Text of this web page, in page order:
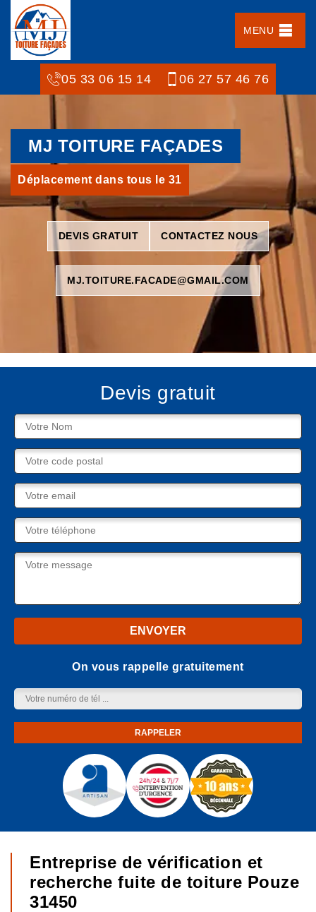
MENU
05 33 06 15 14 06 27 57 46 76
MJ TOITURE FAÇADES
Déplacement dans tous le 31
DEVIS GRATUIT CONTACTEZ NOUS
MJ.TOITURE.FACADE@GMAIL.COM
Devis gratuit
On vous rappelle gratuitement
Entreprise de vérification et
recherche fuite de toiture Pouze
31450